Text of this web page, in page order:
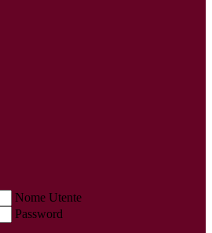
Nome Utente
Password